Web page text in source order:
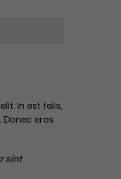
In est felis,
Donec eros
sint